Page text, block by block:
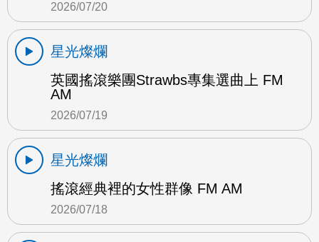
2026/07/20
星光燦爛
英國搖滾樂團Strawbs專集選曲上 FM
AM
2026/07/19
星光燦爛
搖滾經典裡的女性群像 FM AM
2026/07/18